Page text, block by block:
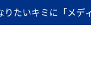
りたいキミに「メデ